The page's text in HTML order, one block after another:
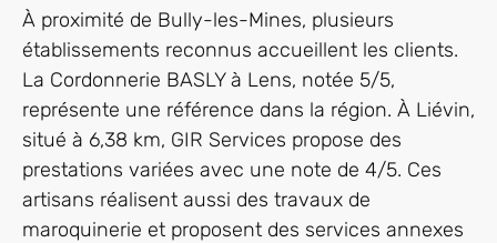
À proximité de Bully-les-Mines, plusieurs
établissements reconnus accueillent les clients.
La Cordonnerie BASLY à Lens, notée 5/5,
représente une référence dans la région. À Liévin,
situé à 6,38 km, GIR Services propose des
prestations variées avec une note de 4/5. Ces
artisans réalisent aussi des travaux de
maroquinerie et proposent des services annexes